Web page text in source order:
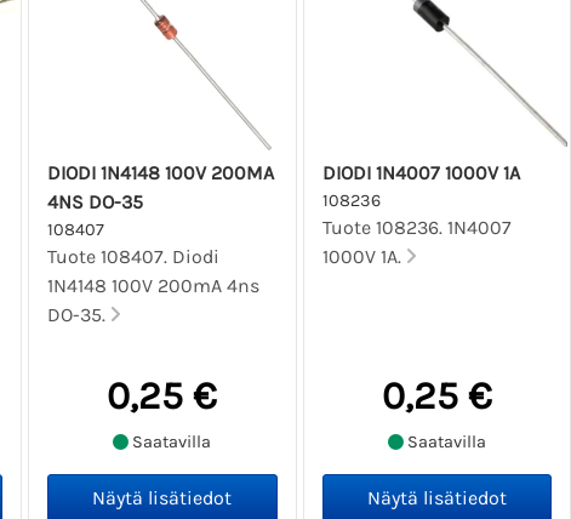
DIODI 1N4148 100V 200MA
4NS DO-35
108407
Tuote 108407. Diodi
1N4148 100V 200mA 4ns
DO-35.
0,25 €
Saatavilla
DIODI 1N4007 1000V 1A
108236
Tuote 108236. 1N4007
1000V 1A.
0,25 €
Saatavilla